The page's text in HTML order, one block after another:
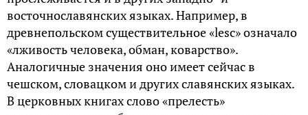
восточнославянских языках. Например, в
древнепольском существительное «lesc» означало
«лживость человека, обман, коварство».
Аналогичные значения оно имеет сейчас в
чешском, словацком и других славянских языках.
В церковных книгах слово «прелесть»